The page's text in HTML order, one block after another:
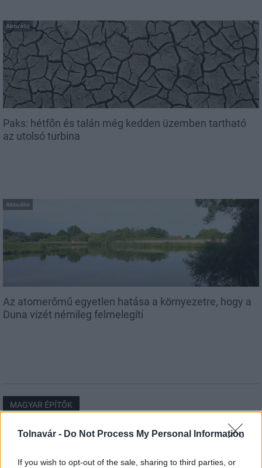
Tolnavár - Do Not Process My Personal Information
If you wish to opt-out of the sale, sharing to third parties, or
Aktuális
Paks: hétfőn és talán még kedden üzemben tartható
az utolsó turbina
Aktuális
Az atomerőmű egyetlen hatása a környezetre, hogy a
Duna vizét némileg felmelegíti
MAGYAR ÉPÍTŐK
Aktuális